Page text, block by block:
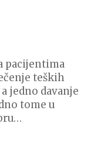
pacijentima
teških
jedno davanje
tome u